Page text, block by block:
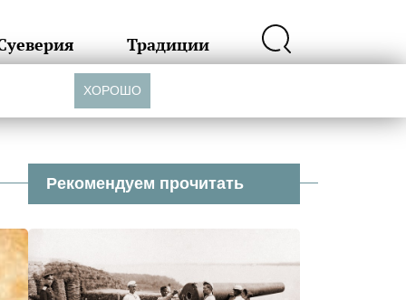
Традиции
Рекомендуем прочитать
ХОРОШО